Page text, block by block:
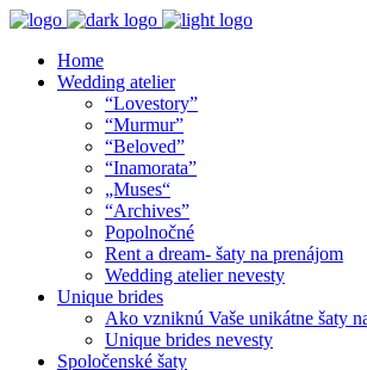
Home
Wedding atelier
“Lovestory”
“Murmur”
“Beloved”
“Inamorata”
„Muses“
“Archives”
Popolnočné
Rent a dream- šaty na prenájom
Wedding atelier nevesty
Unique brides
Ako vzniknú Vaše unikátne šaty
Unique brides nevesty
Spoločenské šaty